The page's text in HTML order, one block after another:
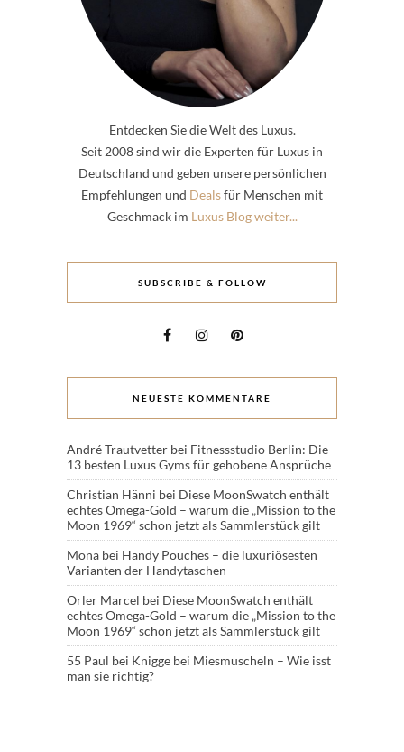
Entdecken Sie die Welt des Luxus.
Seit 2008 sind wir die Experten für Luxus in
Deutschland und geben unsere persönlichen
Empfehlungen und Dealsfür Menschen mit
Geschmack im Luxus Blog weiter...
SUBSCRIBE & FOLLOW
NEUESTE KOMMENTARE
André Trautvetter bei Fitnessstudio Berlin: Die
13 besten Luxus Gyms für gehobene Ansprüche
Christian Hänni bei Diese MoonSwatch enthält
echtes Omega-Gold – warum die „Mission to the
Moon 1969“ schon jetzt als Sammlerstück gilt
Mona bei Handy Pouches – die luxuriösesten
Varianten der Handytaschen
Orler Marcel bei Diese MoonSwatch enthält
echtes Omega-Gold – warum die „Mission to the
Moon 1969“ schon jetzt als Sammlerstück gilt
55 Paul bei Knigge bei Miesmuscheln – Wie isst
man sie richtig?